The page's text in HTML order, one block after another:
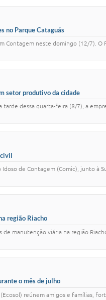
no Parque Cataguás
Contagem neste domingo (12/7).
setor produtivo da cidade
dessa quarta-feira (8/7), a
de Contagem (Comic), junto à
região Riacho
manutenção viária na região
o mês de julho
reúnem amigos e famílias,